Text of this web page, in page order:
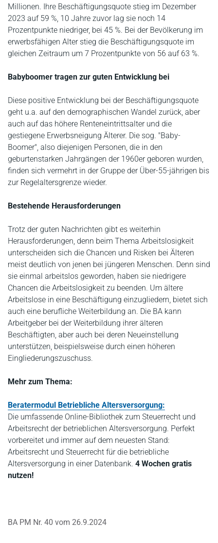
Millionen. Ihre Beschäftigungsquote stieg im Dezember
2023 auf 59 %, 10 Jahre zuvor lag sie noch 14
Prozentpunkte niedriger, bei 45 %. Bei der Bevölkerung im
erwerbsfähigen Alter stieg die Beschäftigungsquote im
gleichen Zeitraum um 7 Prozentpunkte von 56 auf 63 %.
Babyboomer tragen zur guten Entwicklung bei
Diese positive Entwicklung bei der Beschäftigungsquote
geht u.a. auf den demographischen Wandel zurück, aber
auch auf das höhere Renteneintrittsalter und die
gestiegene Erwerbsneigung Älterer. Die sog. "Baby-
Boomer", also diejenigen Personen, die in den
geburtenstarken Jahrgängen der 1960er geboren wurden,
finden sich vermehrt in der Gruppe der Über-55-jährigen bis
zur Regelaltersgrenze wieder.
Bestehende Herausforderungen
Trotz der guten Nachrichten gibt es weiterhin
Herausforderungen, denn beim Thema Arbeitslosigkeit
unterscheiden sich die Chancen und Risken bei Älteren
meist deutlich von jenen bei jüngeren Menschen. Denn sind
sie einmal arbeitslos geworden, haben sie niedrigere
Chancen die Arbeitslosigkeit zu beenden. Um ältere
Arbeitslose in eine Beschäftigung einzugliedern, bietet sich
auch eine berufliche Weiterbildung an. Die BA kann
Arbeitgeber bei der Weiterbildung ihrer älteren
Beschäftigten, aber auch bei deren Neueinstellung
unterstützen, beispielsweise durch einen höheren
Eingliederungszuschuss.
Mehr zum Thema:
Beratermodul Betriebliche Altersversorgung:
Die umfassende Online-Bibliothek zum Steuerrecht und
Arbeitsrecht der betrieblichen Altersversorgung. Perfekt
vorbereitet und immer auf dem neuesten Stand:
Arbeitsrecht und Steuerrecht für die betriebliche
Altersversorgung in einer Datenbank. 4 Wochen gratis
nutzen!
BA PM Nr. 40 vom 26.9.2024